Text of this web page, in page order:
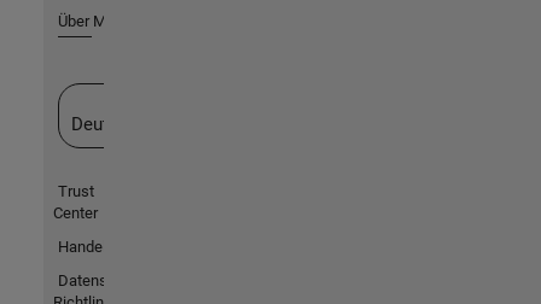
Über MathWorks
Deutschland
Trust
Center
Handelsmarken
Datenschutz-